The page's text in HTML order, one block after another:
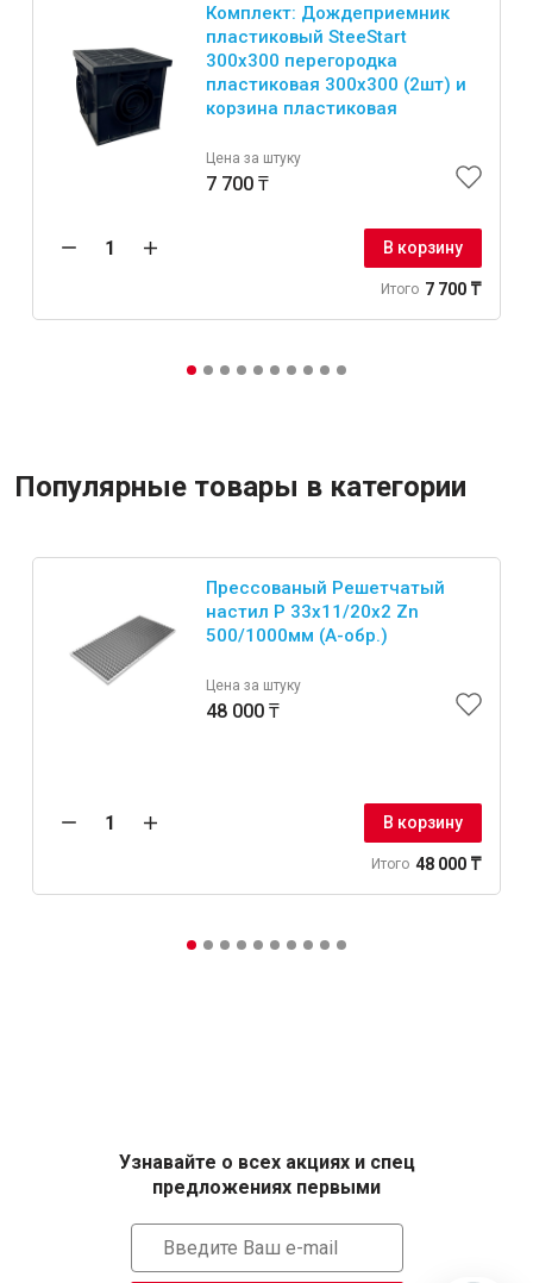
Комплект: Дождеприемник
пластиковый SteeStart
300х300 перегородка
пластиковая 300х300 (2шт) и
корзина пластиковая
Цена за штуку
7 700 ₸
В корзину
Итого 7 700 ₸
Популярные товары в категории
Прессованый Решетчатый
настил Р 33х11/20х2 Zn
500/1000мм (А-обр.)
Цена за штуку
48 000 ₸
В корзину
Итого 48 000 ₸
Узнавайте о всех акциях и спец
предложениях первыми